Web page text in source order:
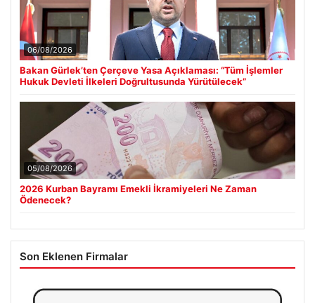
06/08/2026
Bakan Gürlek’ten Çerçeve Yasa Açıklaması: “Tüm İşlemler
Hukuk Devleti İlkeleri Doğrultusunda Yürütülecek”
05/08/2026
2026 Kurban Bayramı Emekli İkramiyeleri Ne Zaman
Ödenecek?
Son Eklenen Firmalar